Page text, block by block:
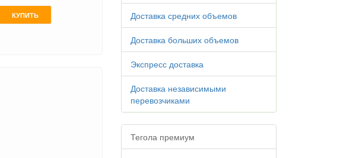
КУПИТЬ Доставка средних объемов
Доставка больших объемов
Экспресс доставка
Доставка независимыми
перевозчиками
Тегола премиум